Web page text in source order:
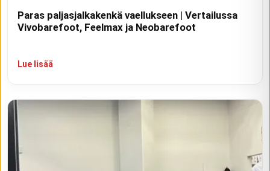
Paras paljasjalkakenkä vaellukseen | Vertailussa
Vivobarefoot, Feelmax ja Neobarefoot
Lue lisää